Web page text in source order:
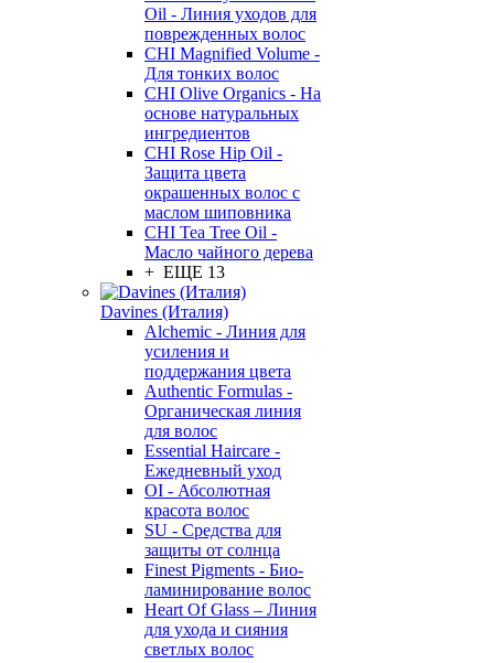
Oil - Линия уходов для
поврежденных волос
CHI Magnified Volume -
Для тонких волос
CHI Olive Organics - На
основе натуральных
ингредиентов
CHI Rose Hip Oil -
Защита цвета
окрашенных волос с
маслом шиповника
CHI Tea Tree Oil -
Масло чайного дерева
+ ЕЩЕ 13
Davines (Италия)
Alchemic - Линия для
усиления и
поддержания цвета
Authentic Formulas -
Органическая линия
для волос
Essential Haircare -
Eжедневный уход
OI - Абсолютная
красота волос
SU - Средства для
защиты от солнца
Finest Pigments - Био-
ламинирование волос
Heart Of Glass – Линия
для ухода и сияния
светлых волос